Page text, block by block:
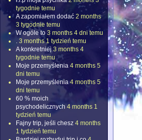
tygodnie temu
A zapomiałem dodać 2 months
3 tygodnie temu
W ogóle to 3 months 4 dni temu
3 months 1 tydzień temu
A konkretniej 3 months 4
tygodnie temu
Moje przemyślenia 4 months 5
dni temu
Moje przemyślenia 4 months 5
dni temu
60 % moich
psychodelicznych 4 months 1
tydzień temu
Fajny trip, jeśli chesz 4 months
1 tydzień temu